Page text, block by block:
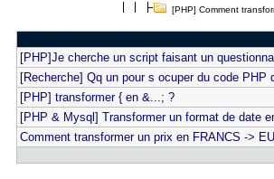
[PHP] Comment
[PHP]Je cherche un script faisant un
[Recherche] Qq un pour s ocuper du code PHP
[PHP] transformer { en &...; ?
[PHP & Mysql] Transformer un format de date
Comment transformer un prix en FRANCS ->